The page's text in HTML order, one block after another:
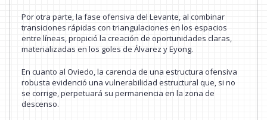
Por otra parte, la fase ofensiva del Levante, al combinar
transiciones rápidas con triangulaciones en los espacios
entre líneas, propició la creación de oportunidades claras,
materializadas en los goles de Álvarez y Eyong.
En cuanto al Oviedo, la carencia de una estructura ofensiva
robusta evidenció una vulnerabilidad estructural que, si no
se corrige, perpetuará su permanencia en la zona de
descenso.